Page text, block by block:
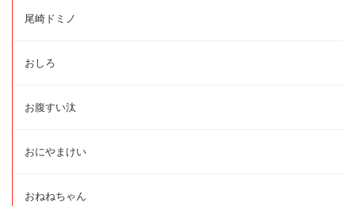
尾崎ドミノ
おしろ
お腹すい汰
おにやまけい
おねねちゃん